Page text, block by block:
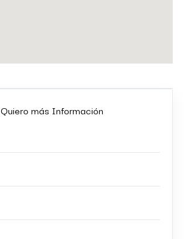
Quiero más Información